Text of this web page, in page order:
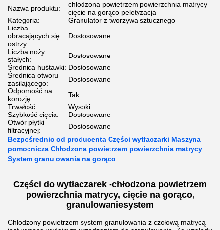
Nazwa produktu:
chłodzona powietrzem powierzchnia matrycy
cięcie na gorąco peletyzacja
Kategoria:
Granulator z tworzywa sztucznego
Liczba
obracających się
ostrzy:
Dostosowane
Liczba noży
stałych:
Dostosowane
Średnica huśtawki: Dostosowane
Średnica otworu
zasilającego:
Dostosowane
Odporność na
korozję:
Tak
Trwałość:
Wysoki
Szybkość cięcia:
Dostosowane
Otwór płytki
filtracyjnej:
Dostosowane
Bezpośrednio od producenta Części wytłaczarki Maszyna
pomocnicza Chłodzona powietrzem powierzchnia matrycy
System granulowania na gorąco
Części do wytłaczarek -chłodzona powietrzem
powierzchnia matrycy, cięcie na gorąco,
granulowaniesystem
Chłodzony powietrzem system granulowania z czołową matrycą